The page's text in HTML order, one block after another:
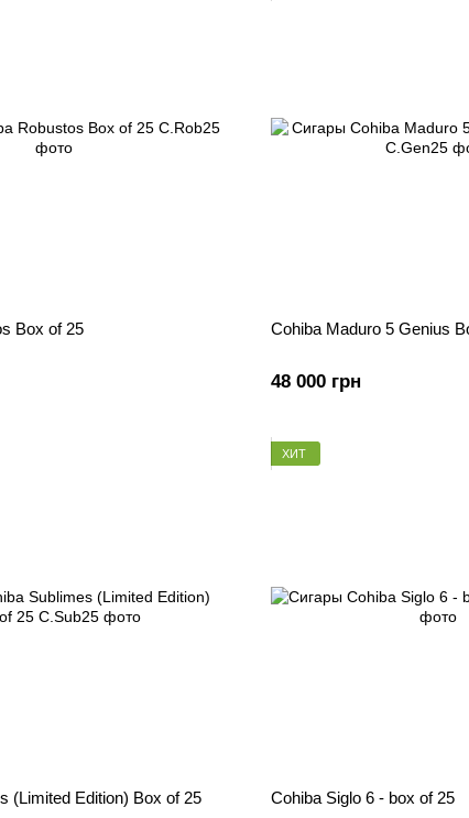
Box of 25 Cohiba Maduro 5 Genius
48 000 грн
(Limited Edition) Box of 25
ХИТ
Cohiba Siglo 6 - box of 25